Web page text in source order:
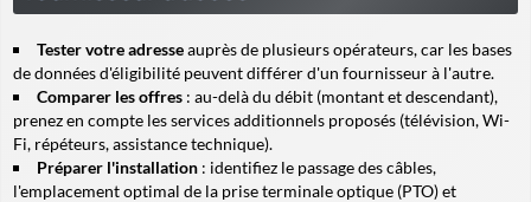
Tester votre adresseauprès de plusieurs opérateurs, car les bases
de données d'éligibilité peuvent différer d'un fournisseur à l'autre.
Comparer les offres : au-delà du débit (montant et descendant),
prenez en compte les services additionnels proposés (télévision, Wi-
Fi, répéteurs, assistance technique).
Préparer l'installation : identifiez le passage des câbles,
l'emplacement optimal de la prise terminale optique (PTO) et